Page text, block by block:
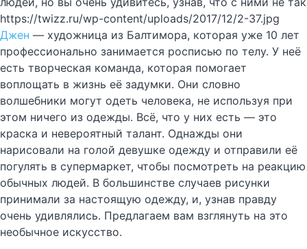
https://twizz.ru/wp-content/uploads/2017/12/2-37.jpg
Джен — художница из Балтимора, которая уже 10 лет
профессионально занимается росписью по телу. У неё
есть творческая команда, которая помогает
воплощать в жизнь её задумки. Они словно
волшебники могут одеть человека, не используя при
этом ничего из одежды. Всё, что у них есть — это
краска и невероятный талант. Однажды они
нарисовали на голой девушке одежду и отправили её
погулять в супермаркет, чтобы посмотреть на реакцию
обычных людей. В большинстве случаев рисунки
принимали за настоящую одежду, и, узнав правду
очень удивлялись. Предлагаем вам взглянуть на это
необычное искусство.